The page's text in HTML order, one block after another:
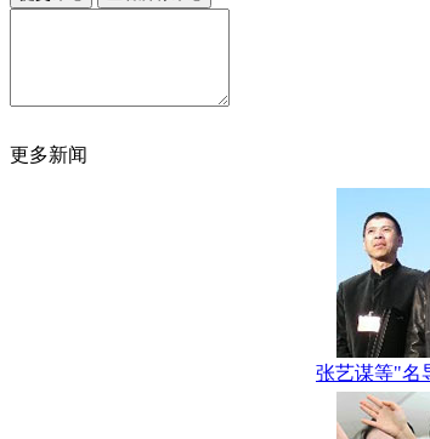
更多新闻
张艺谋等"名